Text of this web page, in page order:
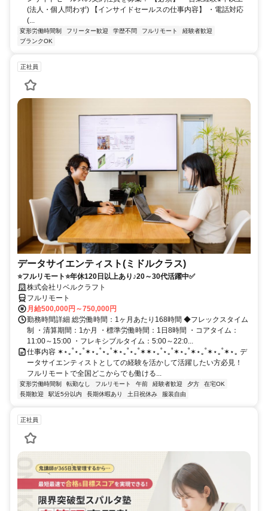
(法人・個人問わず) 【インサイドセールスの仕事内容】 ・電話対応
(...
変形労働時間制 フリーター歓迎 学歴不問 フルリモート
経験者歓迎
ブランクOK
正社員
データサイエンティスト(ミドルクラス)
⭐フルリモート⭐年休120日以上あり♪20～30代活躍中✅
株式会社リベルクラフト
フルリモート
月給500,000円～750,000円
勤務時間詳細 総労働時間：1ヶ月あたり168時間 ◆フレックスタイム
制 ・清算期間：1か月 ・標準労働時間：1日8時間 ・コアタイム：
11:00～15:00 ・フレキシブルタイム：5:00～22:0...
仕事内容 ✶⋆｡˚⋆｡˚✶⋆｡˚⋆｡˚✶⋆｡˚⋆｡˚✶✶⋆｡˚⋆｡˚✶⋆｡˚✶⋆｡˚✶⋆｡˚✶⋆｡ デ
ータサイエンティストとしての経験を活かして活躍したい方必見！
フルリモートで全国どこからでも働ける...
変形労働時間制 転勤なし フルリモート 午前 経験者歓迎 夕方
在宅OK
長期歓迎
駅近5分以内 長期休暇あり 土日祝休み 服装自由
正社員